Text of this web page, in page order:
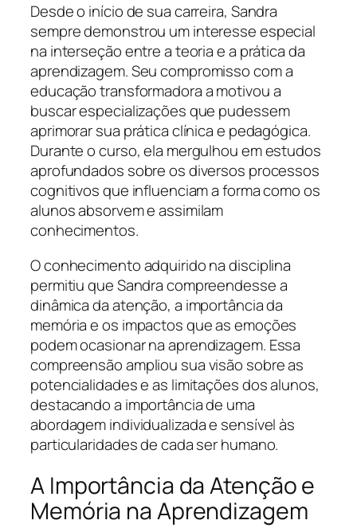
Desde o início de sua carreira, Sandra
sempre demonstrou um interesse especial
na interseção entre a teoria e a prática da
aprendizagem. Seu compromisso com a
educação transformadora a motivou a
buscar especializações que pudessem
aprimorar sua prática clínica e pedagógica.
Durante o curso, ela mergulhou em estudos
aprofundados sobre os diversos processos
cognitivos que influenciam a forma como os
alunos absorvem e assimilam
conhecimentos.
O conhecimento adquirido na disciplina
permitiu que Sandra compreendesse a
dinâmica da atenção, a importância da
memória e os impactos que as emoções
podem ocasionar na aprendizagem. Essa
compreensão ampliou sua visão sobre as
potencialidades e as limitações dos alunos,
destacando a importância de uma
abordagem individualizada e sensível às
particularidades de cada ser humano.
A Importância da Atenção e
Memória na Aprendizagem